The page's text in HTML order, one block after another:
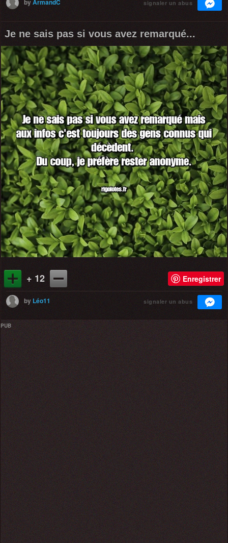
signaler un abus
Je ne sais pas si vous avez remarqué...
+ 12 Enregistrer
by Léo11 signaler un abus
PUB